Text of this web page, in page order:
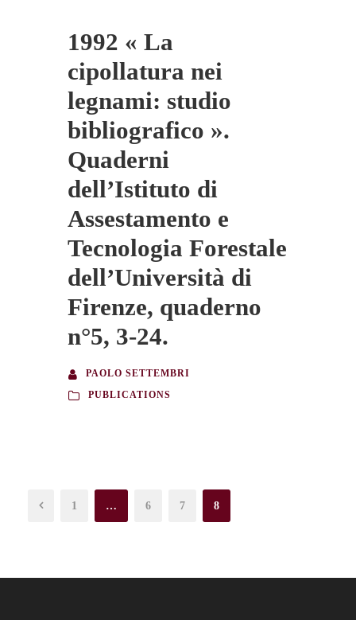
1992 « La
cipollatura nei
legnami: studio
bibliografico ».
Quaderni
dell’Istituto di
Assestamento e
Tecnologia Forestale
dell’Università di
Firenze, quaderno
n°5, 3-24.
PAOLO SETTEMBRI
PUBLICATIONS
1 … 6 7 8